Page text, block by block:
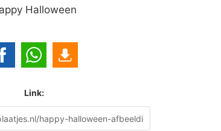
Halloween
Link: